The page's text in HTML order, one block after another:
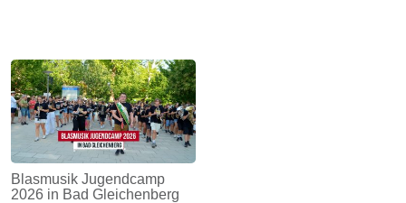
Blasmusik Jugendcamp
2026 in Bad Gleichenberg